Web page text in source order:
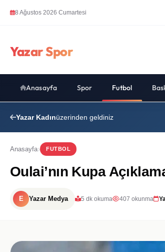
8 Ağustos 2026 Cumartesi
Yazar Spor
Anasayfa Spor Futbol
Yazar Kadınüzerinden geldiniz
Anasayfa FUTBOL
Oulai’nın Kupa
E Yazar Medya 5 dk okuma 407 okunma